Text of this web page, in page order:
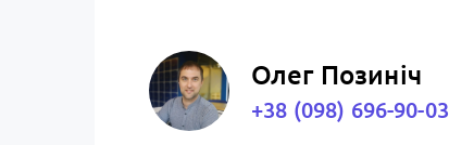
Олег Позиніч
+38 (098) 696-90-03